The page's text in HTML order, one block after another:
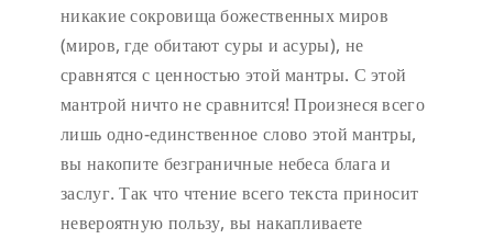
никакие сокровища божественных миров
(миров, где обитают суры и асуры), не
сравнятся с ценностью этой мантры. С этой
мантрой ничто не сравнится! Произнеся всего
лишь одно-единственное слово этой мантры,
вы накопите безграничные небеса блага и
заслуг. Так что чтение всего текста приносит
невероятную пользу, вы накапливаете